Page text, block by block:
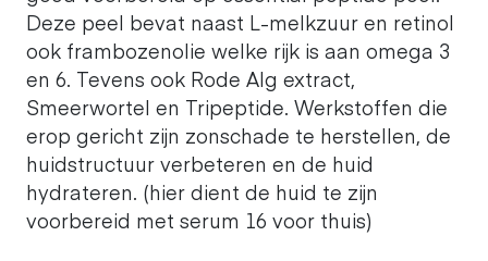
Deze peel bevat naast L-melkzuur en retinol
ook frambozenolie welke rijk is aan omega 3
en 6. Tevens ook Rode Alg extract,
Smeerwortel en Tripeptide. Werkstoffen die
erop gericht zijn zonschade te herstellen, de
huidstructuur verbeteren en de huid
hydrateren. (hier dient de huid te zijn
voorbereid met serum 16 voor thuis)